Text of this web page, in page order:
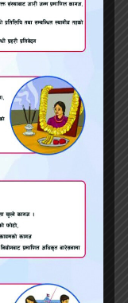
ताला